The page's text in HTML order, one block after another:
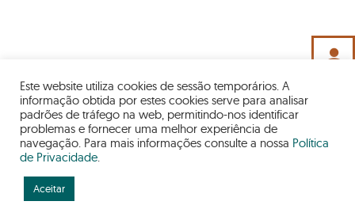
person
INFO
Este website utiliza cookies de sessão temporários. A
informação obtida por estes cookies serve para analisar
padrões de tráfego na web, permitindo-nos identificar
problemas e fornecer uma melhor experiência de
navegação. Para mais informações consulte a nossa Política
de Privacidade.
Aceitar